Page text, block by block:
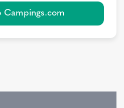
Campings.com